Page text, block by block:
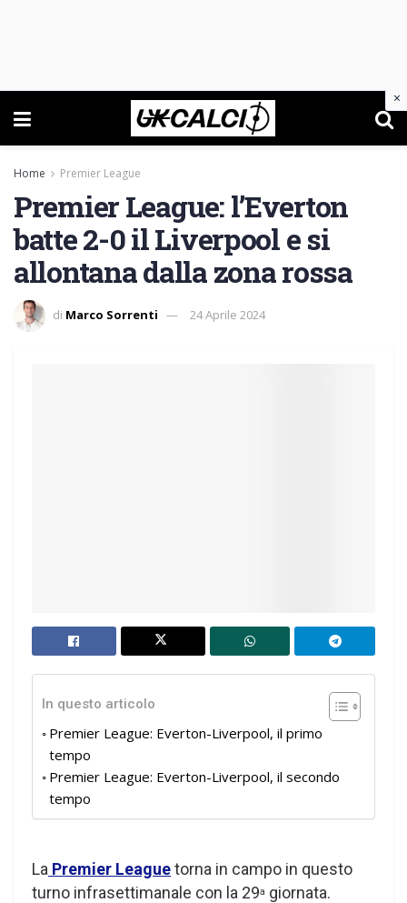
Home Premier League
Premier League: l’Everton
batte 2-0 il Liverpool e si
allontana dalla zona rossa
di Marco Sorrenti 24 Aprile 2024
In questo articolo
Premier League: Everton-Liverpool, il primo
tempo
Premier League: Everton-Liverpool, il secondo
tempo
La Premier Leaguetorna in campo in questo
turno infrasettimanale con la 29a giornata.
×